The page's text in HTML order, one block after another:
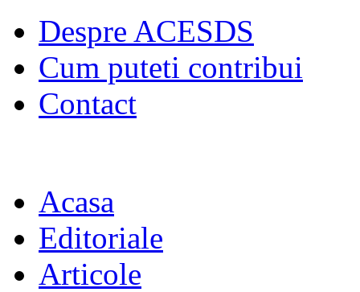
Despre ACESDS
Cum puteti contribui
Contact
Acasa
Editoriale
Articole